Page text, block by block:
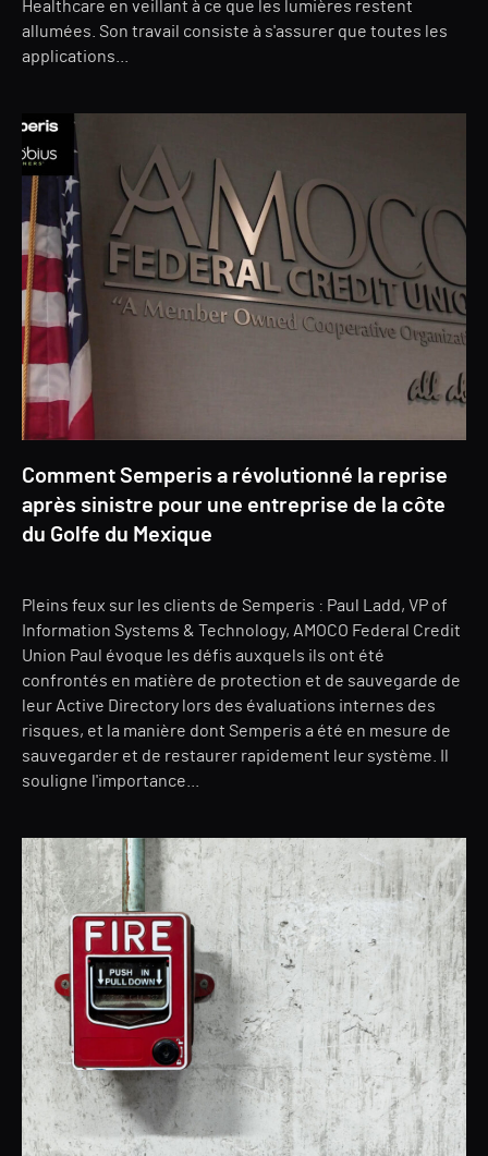
Healthcare en veillant à ce que les lumières restent
allumées. Son travail consiste à s'assurer que toutes les
applications...
Comment Semperis a révolutionné la reprise
après sinistre pour une entreprise de la côte
du Golfe du Mexique
Pleins feux sur les clients de Semperis : Paul Ladd, VP of
Information Systems & Technology, AMOCO Federal Credit
Union Paul évoque les défis auxquels ils ont été
confrontés en matière de protection et de sauvegarde de
leur Active Directory lors des évaluations internes des
risques, et la manière dont Semperis a été en mesure de
sauvegarder et de restaurer rapidement leur système. Il
souligne l'importance...